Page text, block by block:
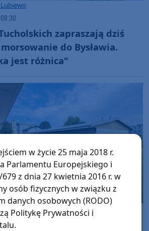
zapraszają dziś
do Bysławia.
jest różnica"
w życie 25 maja 2018 r.
Parlamentu Europejskiego i
679 z dnia 27 kwietnia 2016 r. w
osób fizycznych w związku z
danych osobowych (RODO)
Politykę Prywatności i